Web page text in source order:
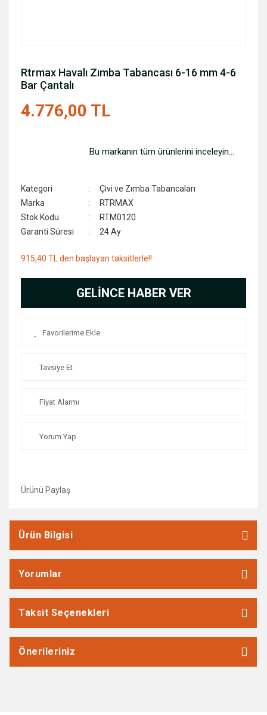
Rtrmax Havalı Zımba Tabancası 6-16 mm 4-6
Bar Çantalı
4.776,00 TL
Bu markanın tüm ürünlerini inceleyin...
Kategori
Çivi ve Zımba Tabancaları
Marka
RTRMAX
Stok Kodu
RTM0120
Garanti Süresi
24 Ay
915,40 TL den başlayan taksitlerle!!
GELİNCE HABER VER
Tavsiye Et
Fiyat Alarmı
Yorum Yap
Ürünü Paylaş
Ürün Bilgisi
Yorumlar
Taksit Seçenekleri
Önerileriniz